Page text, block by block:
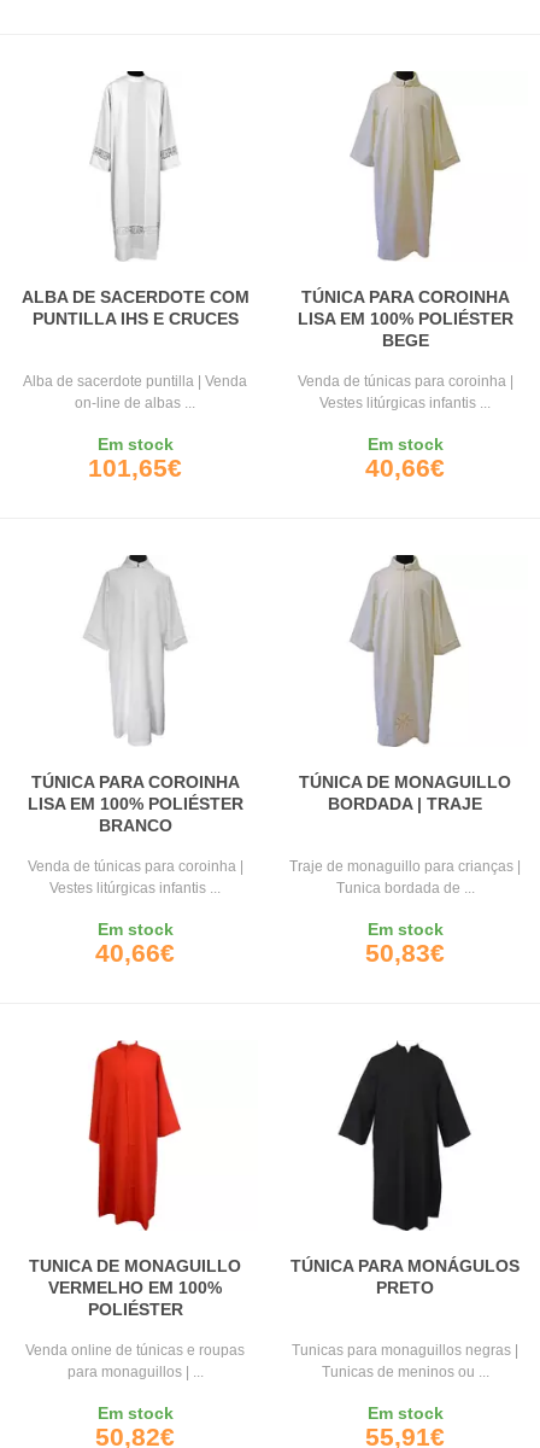
ALBA DE SACERDOTE COM
PUNTILLA IHS E CRUCES
Alba de sacerdote puntilla | Venda
on-line de albas ...
Em stock
101,65€
TÚNICA PARA COROINHA
LISA EM 100% POLIÉSTER
BEGE
Venda de túnicas para coroinha |
Vestes litúrgicas infantis ...
Em stock
40,66€
TÚNICA PARA COROINHA
LISA EM 100% POLIÉSTER
BRANCO
Venda de túnicas para coroinha |
Vestes litúrgicas infantis ...
Em stock
40,66€
TÚNICA DE MONAGUILLO
BORDADA | TRAJE
Traje de monaguillo para crianças |
Tunica bordada de ...
Em stock
50,83€
TUNICA DE MONAGUILLO
VERMELHO EM 100%
POLIÉSTER
Venda online de túnicas e roupas
para monaguillos | ...
Em stock
50,82€
TÚNICA PARA MONÁGULOS
PRETO
Tunicas para monaguillos negras |
Tunicas de meninos ou ...
Em stock
55,91€